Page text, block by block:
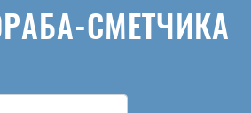
СМЕТЧИКА